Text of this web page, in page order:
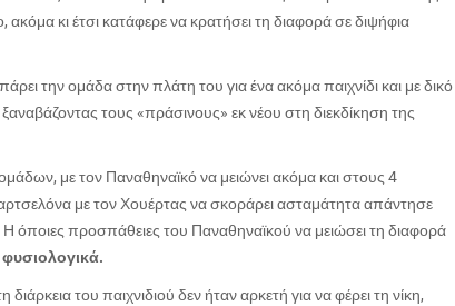
κι έτσι κατάφερε να κρατήσει τη διαφορά σε διψήφια
την ομάδα στην πλάτη του για ένα ακόμα παιχνίδι και με δικό
ξαναβάζοντας τους «πράσινους» εκ νέου στη διεκδίκηση της
ομάδων, με τον Παναθηναϊκό να μειώνει ακόμα και στους 4
με τον Χουέρτας να σκοράρει ασταμάτητα απάντησε
όποιες προσπάθειες του Παναθηναϊκού να μειώσει τη διαφορά
διάρκεια του παιχνιδιού δεν ήταν αρκετή για να φέρει τη νίκη,